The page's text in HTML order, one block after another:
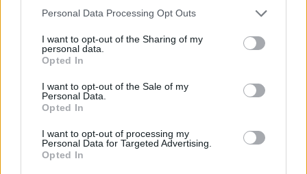
Please note that this website/app uses one or more Google
not limited to your visit or usage behaviour. You may click to
grant or deny consent to Google and its third-party tags to
use your data for below specified purposes in below Google
consent section.
Personal Data Processing Opt Outs
I want to opt-out of the Sharing of my
personal data.
Opted In
I want to opt-out of the Sale of my
Personal Data.
Opted In
I want to opt-out of processing my
Personal Data for Targeted Advertising.
Opted In
Facebookon is!
Követem
FÓKUSZ #VIDEÓ #ADÁSRÉSZLETEK RTL